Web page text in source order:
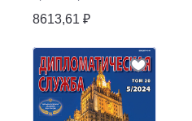
8613,61 ₽